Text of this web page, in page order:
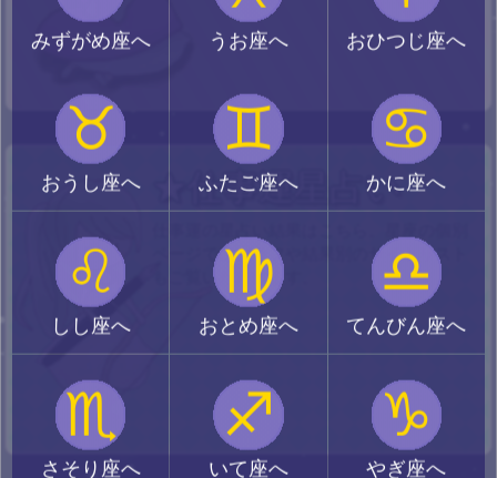
みずがめ座へ うお座へ おひつじ座へ
♉
おうし座へ
♊
ふたご座へ
♋
かに座へ
♌
しし座へ
♍
おとめ座へ
♎
てんびん座へ
♏
さそり座へ
♐
いて座へ
♑
やぎ座へ
★仕事運星占い
ページではグラフや結果別のサイトリスト
もご覧いただけます。